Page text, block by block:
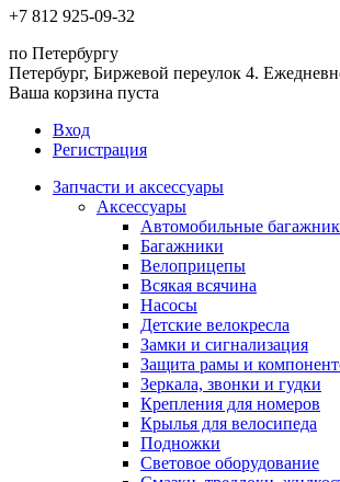
+7 812 925-09-32
по Петербургу
Петербург, Биржевой переулок 4.
Ваша корзина пуста
Вход
Регистрация
Запчасти и аксессуары
Аксессуары
Автомобильные
Багажники
Велоприцепы
Всякая всячина
Насосы
Детские велокресла
Замки и сигнализация
Защита рамы и
Зеркала, звонки и гудки
Крепления для номеров
Крылья для велосипеда
Подножки
Световое оборудование